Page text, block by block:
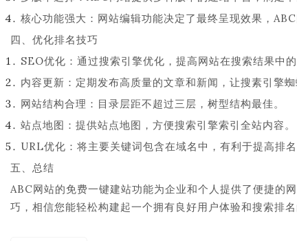
核心功能强大：网站编辑功能决定了最终呈现效果，
四、优化排名技巧
SEO优化：通过搜索引擎优化，提高网站在搜索结果中
内容更新：定期发布高质量的文章和新闻，让搜素引擎
网站结构合理：目录层距不超过三层，树型结构最佳。
站点地图：提供站点地图，方便搜索引擎索引全站内容。
URL优化：将主要关键词包含在域名中，有利于提高排名
五、总结
ABC网站的免费一键建站功能为企业和个人提供了便捷的
巧，相信您能轻松构建起一个拥有良好用户体验和搜索排名